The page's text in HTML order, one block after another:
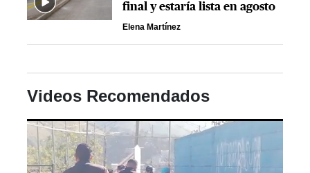
final y estaría lista en agosto
Elena Martínez
Videos Recomendados